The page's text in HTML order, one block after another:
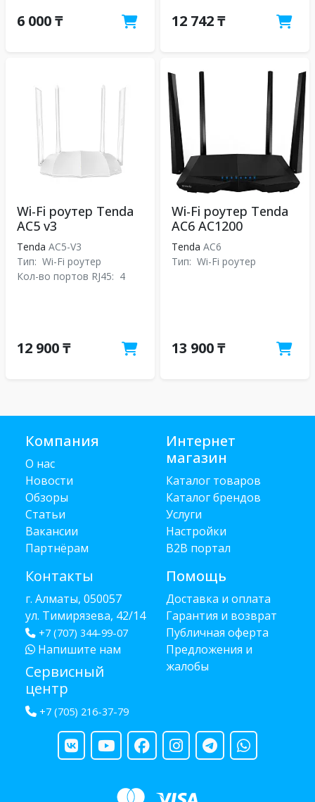
6 000 ₸ 12 742 ₸
Wi-Fi роутер Tenda
AC5 v3
Tenda AC5-V3
Тип: Wi-Fi роутер
Кол-во портов RJ45: 4
12 900 ₸
Wi-Fi роутер Tenda
AC6 AC1200
Tenda АС6
Тип: Wi-Fi роутер
13 900 ₸
Компания
О нас
Новости
Обзоры
Статьи
Вакансии
Партнёрам
Контакты
г. Алматы, 050057
ул. Тимирязева, 42/14
+7 (707) 344-99-07
Напишите нам
Сервисный
центр
+7 (705) 216-37-79
Интернет
магазин
Каталог товаров
Каталог брендов
Услуги
Настройки
B2B портал
Помощь
Доставка и оплата
Гарантия и возврат
Публичная оферта
Предложения и
жалобы